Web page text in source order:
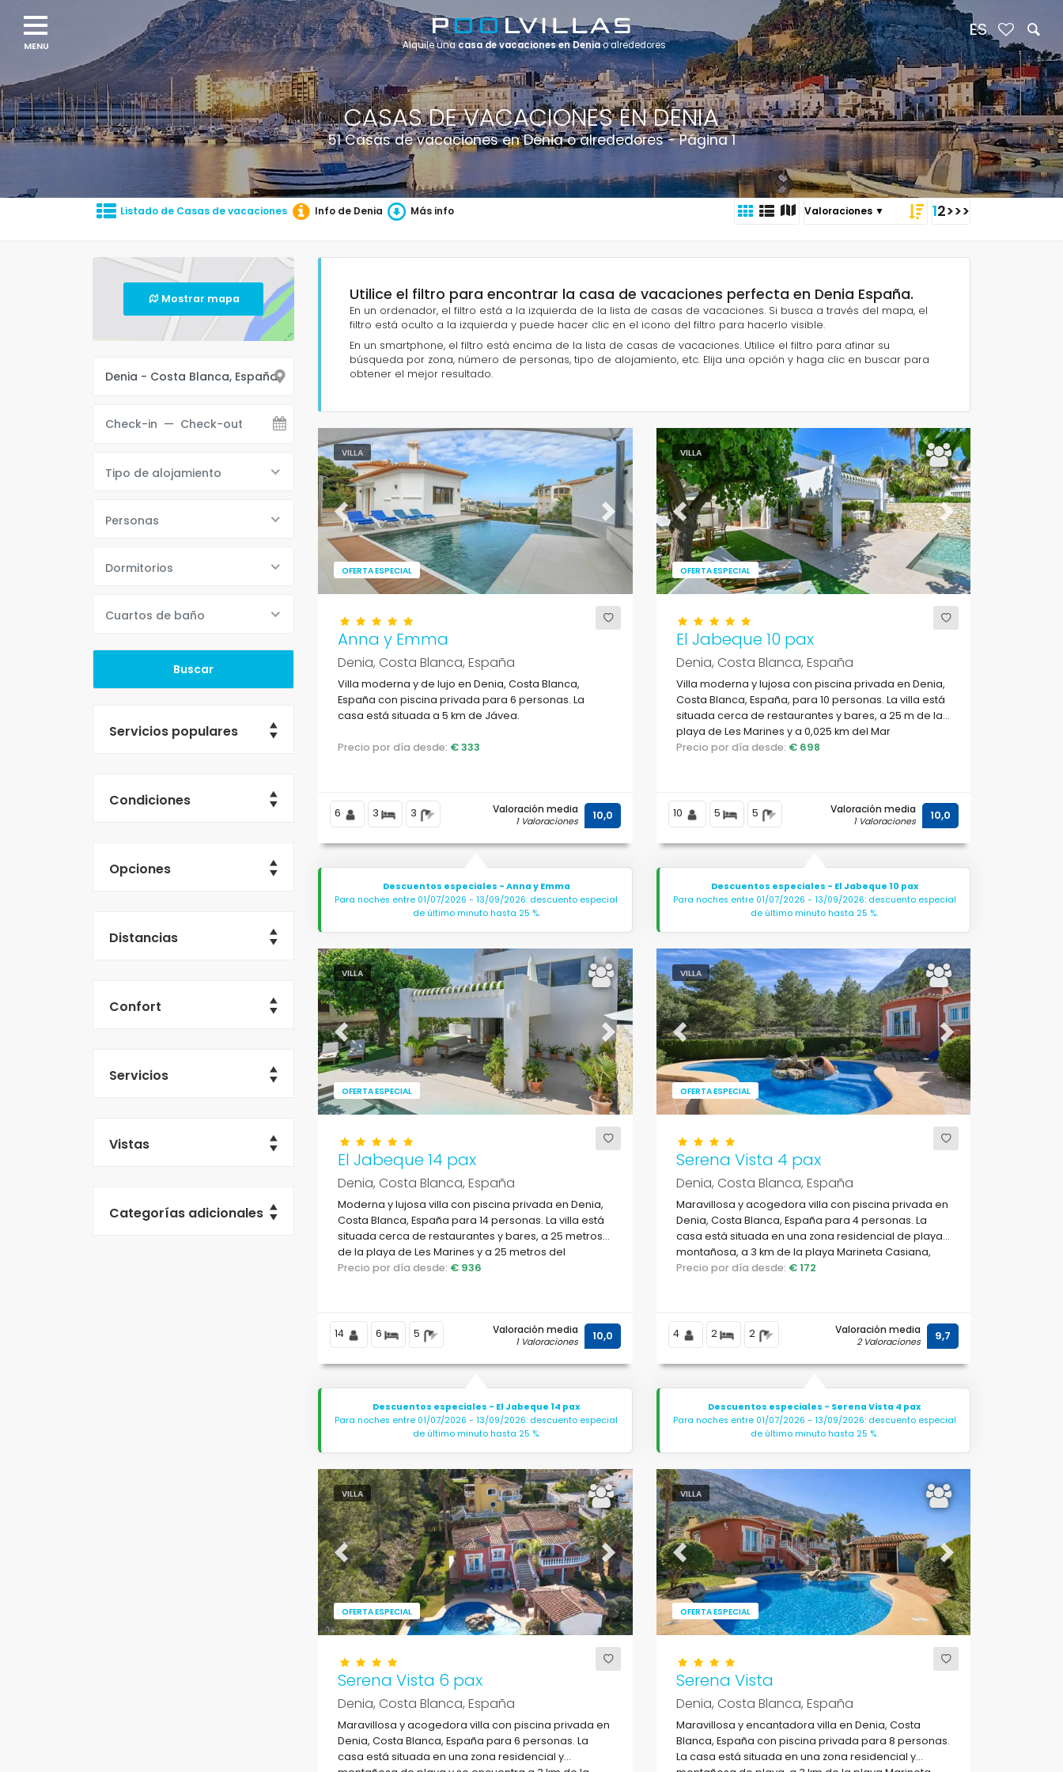
CASAS DE VACACIONES EN DENIA
51 Casas de vacaciones en Denia o alrededores - Página 1
Listado de Casas de vacaciones Info de Denia Más info 12>>>
Mostrar mapa
Tipo de alojamiento
Personas
Dormitorios
Cuartos de baño
Servicios populares
Condiciones
Opciones
Distancias
Confort
Servicios
Vistas
Categorías adicionales
Utilice el filtro para encontrar la casa de vacaciones perfecta en Denia España.
En un ordenador, el filtro está a la izquierda de la lista de casas de vacaciones. Si busca a través del mapa, el
filtro está oculto a la izquierda y puede hacer clic en el icono del filtro para hacerlo visible.
En un smartphone, el filtro está encima de la lista de casas de vacaciones. Utilice el filtro para afinar su
búsqueda por zona, número de personas, tipo de alojamiento, etc. Elija una opción y haga clic en buscar para
obtener el mejor resultado.
VILLA
OFERTA ESPECIAL
Previous Next
Anna y Emma
Denia, Costa Blanca, España
Villa moderna y de lujo en Denia, Costa Blanca,
España con piscina privada para 6 personas. La
casa está situada a 5 km de Jávea.
Precio por día desde: € 333
6 3 3 Valoración media
1 Valoraciones 10,0
Descuentos especiales - Anna y Emma
Para noches entre 01/07/2026 - 13/09/2026: descuento especial
de último minuto hasta 25 %.
VILLA
OFERTA ESPECIAL
Previous Next
El Jabeque 10 pax
Denia, Costa Blanca, España
Villa moderna y lujosa con piscina privada en Denia,
Costa Blanca, España, para 10 personas. La villa está
situada cerca de restaurantes y bares, a 25 m de la
playa de Les Marines y a 0,025 km del Mar
Mediterráneo.
Precio por día desde: € 698
10 5 5 Valoración media
1 Valoraciones 10,0
Descuentos especiales - El Jabeque 10 pax
Para noches entre 01/07/2026 - 13/09/2026: descuento especial
de último minuto hasta 25 %.
VILLA
OFERTA ESPECIAL
Previous Next
El Jabeque 14 pax
Denia, Costa Blanca, España
Moderna y lujosa villa con piscina privada en Denia,
Costa Blanca, España para 14 personas. La villa está
situada cerca de restaurantes y bares, a 25 metros
de la playa de Les Marines y a 25 metros del
Mediterráneo.
Precio por día desde: € 936
14 6 5 Valoración media
1 Valoraciones 10,0
Descuentos especiales - El Jabeque 14 pax
Para noches entre 01/07/2026 - 13/09/2026: descuento especial
de último minuto hasta 25 %.
VILLA
OFERTA ESPECIAL
Previous Next
Serena Vista 4 pax
Denia, Costa Blanca, España
Maravillosa y acogedora villa con piscina privada en
Denia, Costa Blanca, España para 4 personas. La
casa está situada en una zona residencial de playa
montañosa, a 3 km de la playa Marineta Casiana,
Denia.
Precio por día desde: € 172
4 2 2 Valoración media
2 Valoraciones 9,7
Descuentos especiales - Serena Vista 4 pax
Para noches entre 01/07/2026 - 13/09/2026: descuento especial
de último minuto hasta 25 %.
VILLA
OFERTA ESPECIAL
Previous Next
Serena Vista 6 pax
Denia, Costa Blanca, España
Maravillosa y acogedora villa con piscina privada en
Denia, Costa Blanca, España para 6 personas. La
casa está situada en una zona residencial y
VILLA
OFERTA ESPECIAL
Previous Next
Serena Vista
Denia, Costa Blanca, España
Maravillosa y encantadora villa en Denia, Costa
Blanca, España con piscina privada para 8 personas.
La casa está situada en una zona residencial y
Alquile unacasa de vacaciones en Deniao alrededores
ES